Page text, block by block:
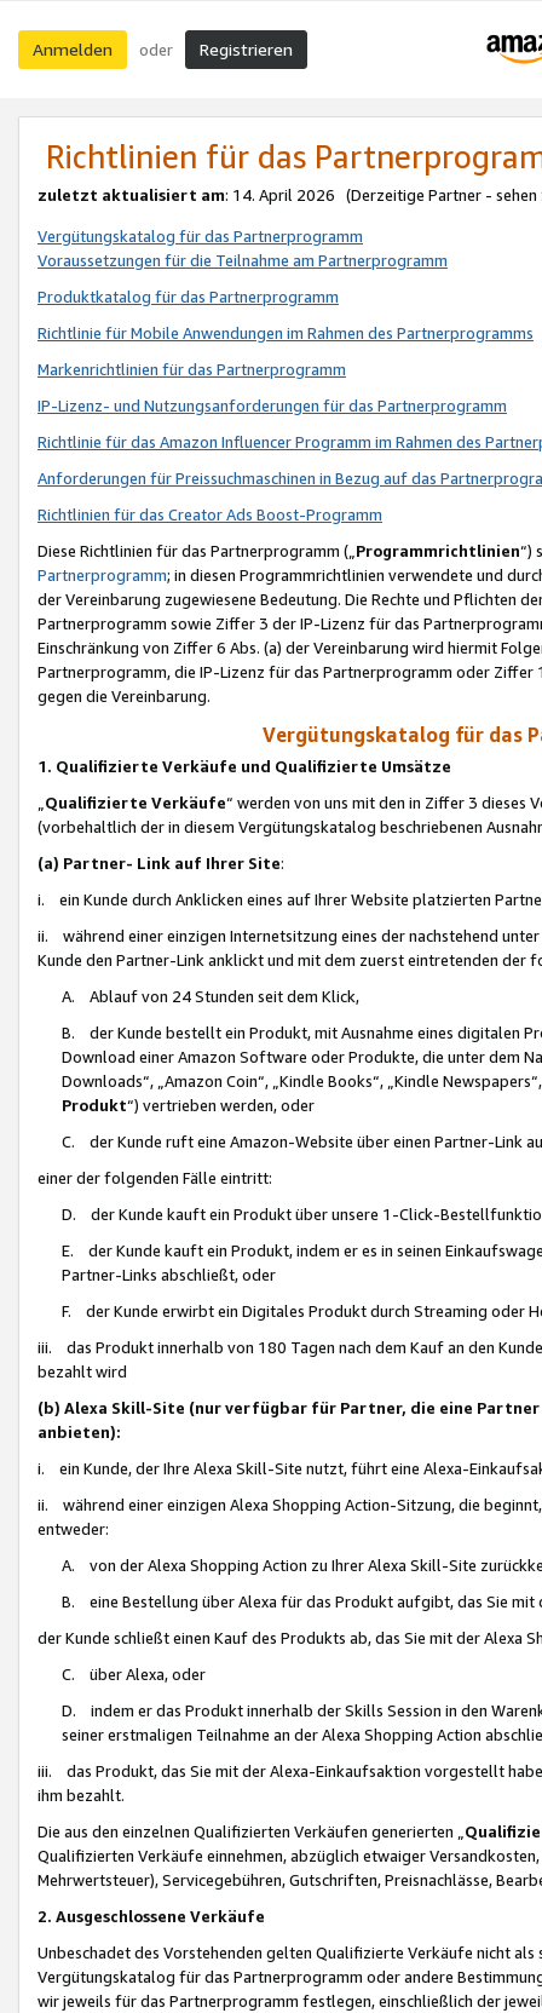
Anmelden oder Registrieren
Richtlinien für das
zuletzt aktualisiert am: 14. April 2026 (Derzeitige Partner - sehen
Vergütungskatalog für das Partnerprogramm
Voraussetzungen für die Teilnahme am Partnerprogramm
Produktkatalog für das Partnerprogramm
Richtlinie für Mobile Anwendungen im Rahmen des Partnerprogramms
Markenrichtlinien für das Partnerprogramm
IP-Lizenz- und Nutzungsanforderungen für das Partnerprogramm
Richtlinie für das Amazon Influencer Programm im Rahmen des
Anforderungen für Preissuchmaschinen in Bezug auf das
Richtlinien für das Creator Ads Boost-Programm
Diese Richtlinien für das Partnerprogramm („Programmrichtlinien“)
Partnerprogramm; in diesen Programmrichtlinien verwendete und
der Vereinbarung zugewiesene Bedeutung. Die Rechte und Pflichten
Partnerprogramm sowie Ziffer 3 der IP-Lizenz für das
Einschränkung von Ziffer 6 Abs. (a) der Vereinbarung wird hiermit
Partnerprogramm, die IP-Lizenz für das Partnerprogramm oder
gegen die Vereinbarung.
Vergütungskatalog für das
1. Qualifizierte Verkäufe und Qualifizierte Umsätze
Qualifizierte Verkäufe“ werden von uns mit den in Ziffer 3
(vorbehaltlich der in diesem Vergütungskatalog beschriebenen
(a) Partner- Link auf Ihrer Site:
i. ein Kunde durch Anklicken eines auf Ihrer Website platzierten
ii. während einer einzigen Internetsitzung eines der nachstehend
Kunde den Partner-Link anklickt und mit dem zuerst eintretenden der
A. Ablauf von 24 Stunden seit dem Klick,
B. der Kunde bestellt ein Produkt, mit Ausnahme eines digitalen
Download einer Amazon Software oder Produkte, die unter dem
Downloads“, „Amazon Coin“, „Kindle Books“, „Kindle
Produkt“) vertrieben werden, oder
C. der Kunde ruft eine Amazon-Website über einen Partner-Link
einer der folgenden Fälle eintritt:
D. der Kunde kauft ein Produkt über unsere 1-Click-
E. der Kunde kauft ein Produkt, indem er es in seinen
Partner-Links abschließt, oder
F. der Kunde erwirbt ein Digitales Produkt durch Streaming oder
iii. das Produkt innerhalb von 180 Tagen nach dem Kauf an den
bezahlt wird
(b) Alexa Skill-Site (nur verfügbar für Partner, die eine
anbieten):
i. ein Kunde, der Ihre Alexa Skill-Site nutzt, führt eine Alexa-
ii. während einer einzigen Alexa Shopping Action-Sitzung, die
entweder:
A. von der Alexa Shopping Action zu Ihrer Alexa Skill-Site
B. eine Bestellung über Alexa für das Produkt aufgibt, das Sie mit
der Kunde schließt einen Kauf des Produkts ab, das Sie mit der Alexa
C. über Alexa, oder
D. indem er das Produkt innerhalb der Skills Session in den
seiner erstmaligen Teilnahme an der Alexa Shopping Action
iii. das Produkt, das Sie mit der Alexa-Einkaufsaktion vorgestellt
ihm bezahlt.
Die aus den einzelnen Qualifizierten Verkäufen generierten „
Qualifizierten Verkäufe einnehmen, abzüglich etwaiger
Mehrwertsteuer), Servicegebühren, Gutschriften, Preisnachlässe,
2. Ausgeschlossene Verkäufe
Unbeschadet des Vorstehenden gelten Qualifizierte Verkäufe nicht
Vergütungskatalog für das Partnerprogramm oder andere
wir jeweils für das Partnerprogramm festlegen, einschließlich der